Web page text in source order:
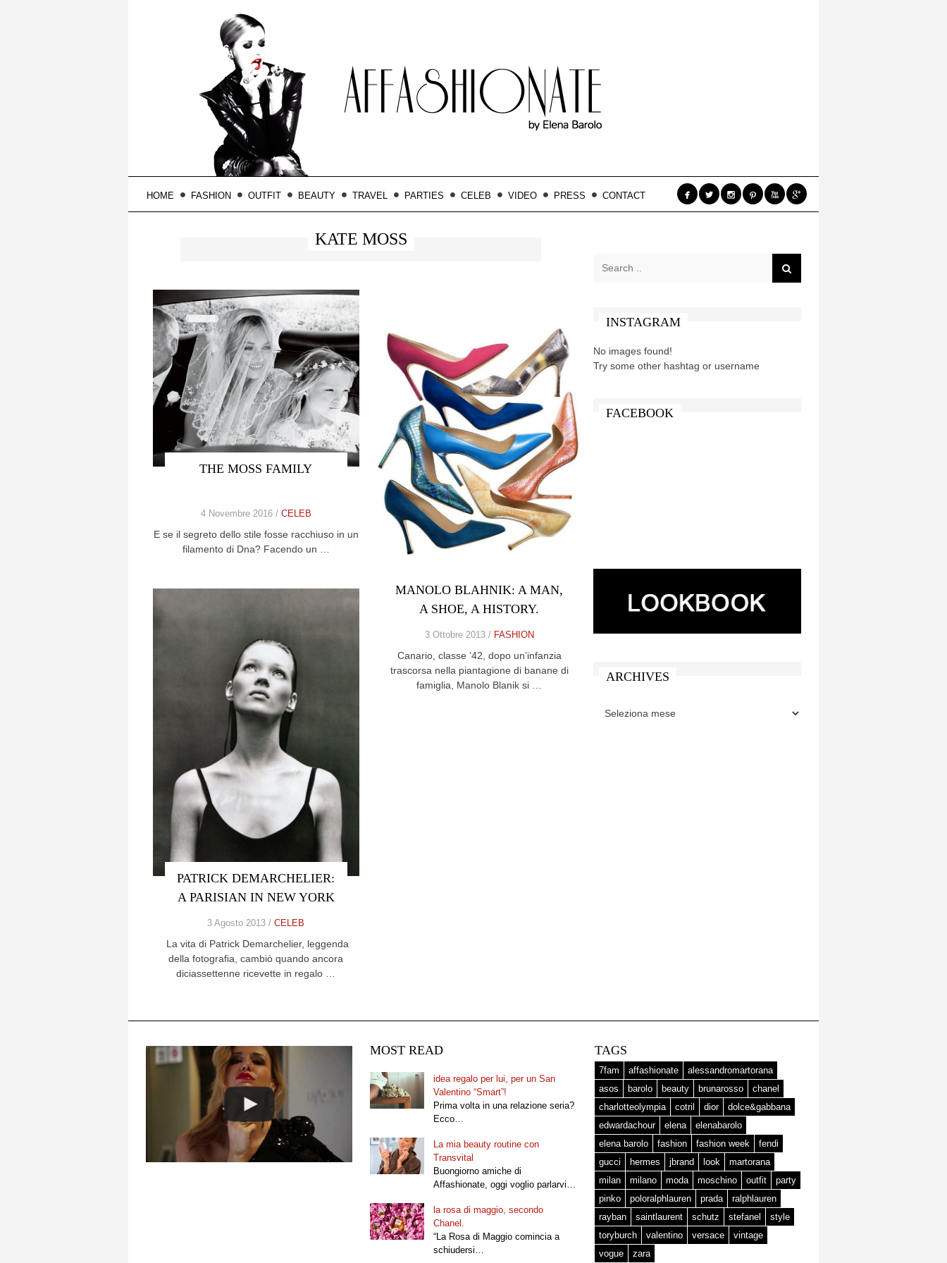
HOME FASHION OUTFIT BEAUTY TRAVEL PARTIES CELEB VIDEO PRESS CONTACT      
KATE MOSS
THE MOSS FAMILY
4 Novembre 2016 / CELEB
E se il segreto dello stile fosse racchiuso in un
filamento di Dna? Facendo un …
MANOLO BLAHNIK: A MAN,
A SHOE, A HISTORY.
3 Ottobre 2013 / FASHION
Canario, classe ’42, dopo un’infanzia
trascorsa nella piantagione di banane di
famiglia, Manolo Blanik si …
PATRICK DEMARCHELIER:
A PARISIAN IN NEW YORK
3 Agosto 2013 /CELEB
La vita di Patrick Demarchelier, leggenda
della fotografia, cambiò quando ancora
diciassettenne ricevette in regalo …
INSTAGRAM
No images found!
Try some other hashtag or username
FACEBOOK
ARCHIVES
MOST READ
idea regalo per lui, per un San
Valentino “Smart”!
Prima volta in una relazione seria?
Ecco…
La mia beauty routine con
Transvital
Buongiorno amiche di
Affashionate, oggi voglio parlarvi…
la rosa di maggio, secondo
Chanel.
“La Rosa di Maggio comincia a
schiudersi…
TAGS
7fam affashionate
alessandromartorana
asos
barolo beauty brunarosso
chanel
charlotteolympia
cotril dior
dolce&gabbana
edwardachour
elena
elenabarolo
elena barolo
fashion fashion week
fendi
gucci
hermes jbrand look
martorana
milan
milano moda moschino outfit
party
pinko
poloralphlauren prada
ralphlauren
rayban
saintlaurent schutz stefanel
style
toryburch
valentino versace
vintage
vogue
zara